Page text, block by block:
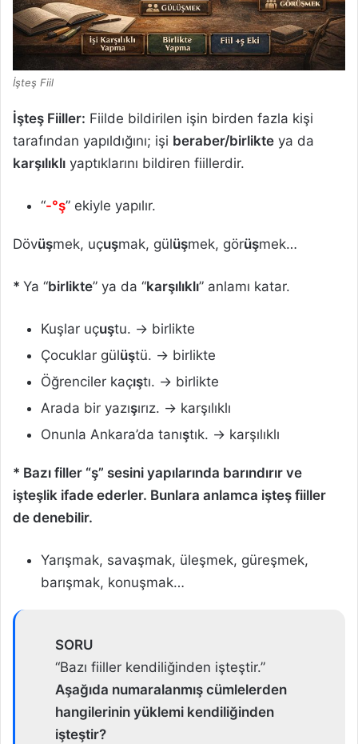
İşteş Fiil
İşteş Fiiller: Fiilde bildirilen işin birden fazla kişi
tarafından yapıldığını; işi beraber/birlikte ya da
karşılıklı yaptıklarını bildiren fiillerdir.
“-°ş” ekiyle yapılır.
Dövüşmek, uçuşmak, gülüşmek, görüşmek…
* Ya “birlikte” ya da “karşılıklı” anlamı katar.
Kuşlar uçuştu. → birlikte
Çocuklar gülüştü. → birlikte
Öğrenciler kaçıştı. → birlikte
Arada bir yazışırız. → karşılıklı
Onunla Ankara’da tanıştık. → karşılıklı
* Bazı filler “ş” sesini yapılarında barındırır ve
işteşlik ifade ederler. Bunlara anlamca işteş fiiller
de denebilir.
Yarışmak, savaşmak, üleşmek, güreşmek,
barışmak, konuşmak…
SORU
“Bazı fiiller kendiliğinden işteştir.”
Aşağıda numaralanmış cümlelerden
hangilerinin yüklemi kendiliğinden
işteştir?